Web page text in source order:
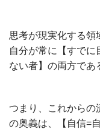
思考が現実化する領
自分が常に【すでに
ない者】の両方であ
つまり、これからの
の奥義は、【自信=